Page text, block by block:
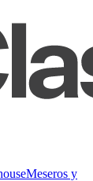
Meseros y